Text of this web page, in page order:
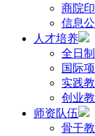
商院
信息
人才培养
全日
国际
实践
创业
师资队伍
骨干